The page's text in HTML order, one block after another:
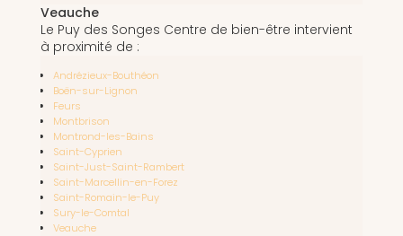
Veauche
Le Puy des Songes Centre de bien-être intervient
à proximité de :
Andrézieux-Bouthéon
Boën-sur-Lignon
Feurs
Montbrison
Montrond-les-Bains
Saint-Cyprien
Saint-Just-Saint-Rambert
Saint-Marcellin-en-Forez
Saint-Romain-le-Puy
Sury-le-Comtal
Veauche